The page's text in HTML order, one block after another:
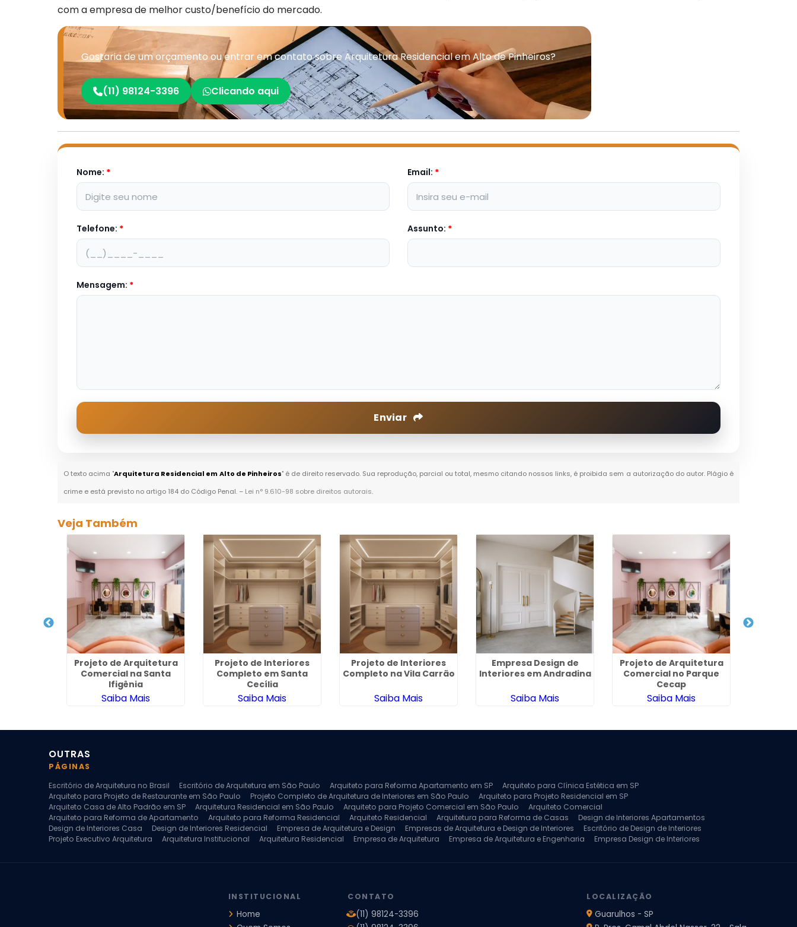
com a empresa de melhor custo/benefício do mercado.
Gostaria de um orçamento ou entrar em contato sobre Arquitetura Residencial em Alto de Pinheiros?
(11) 98124-3396 Clicando aqui
Nome: * Email: *
Telefone: * Assunto: *
Mensagem: *
Enviar
O texto acima "Arquitetura Residencial em Alto de Pinheiros" é de direito reservado. Sua reprodução, parcial ou total, mesmo citando nossos links, é proibida sem a autorização do autor. Plágio é
crime e está previsto no artigo 184 do Código Penal. – Lei n° 9.610-98 sobre direitos autorais.
Veja Também
Projeto de Arquitetura
Comercial na Santa
Ifigênia
Saiba Mais
Projeto de Interiores
Completo em Santa
Cecília
Saiba Mais
Projeto de Interiores
Completo na Vila Carrão
Saiba Mais
Empresa Design de
Interiores em Andradina
Saiba Mais
Projeto de Arquitetura
Comercial no Parque
Cecap
Saiba Mais
OUTRAS
PÁGINAS
Escritório de Arquitetura no Brasil
Escritório de Arquitetura em São Paulo Arquiteto para Reforma Apartamento em SP
Arquiteto para Clínica Estética em SP
Arquiteto para Projeto de Restaurante em São Paulo
Projeto Completo de Arquitetura de Interiores em São Paulo
Arquiteto para Projeto Residencial em SP
Arquiteto Casa de Alto Padrão em SP
Arquitetura Residencial em São Paulo Arquiteto para Projeto Comercial em São Paulo
Arquiteto Comercial
Arquiteto para Reforma de Apartamento
Arquiteto para Reforma Residencial Arquiteto Residencial Arquitetura para Reforma de Casas
Design de Interiores Apartamentos
Design de Interiores Casa
Design de Interiores Residencial Empresa de Arquitetura e Design Empresas de Arquitetura e Design de Interiores
Escritório de Design de Interiores
Projeto Executivo Arquitetura
Arquitetura Institucional Arquitetura Residencial Empresa de Arquitetura Empresa de Arquitetura e Engenharia
Empresa Design de Interiores
INSTITUCIONAL
Home
CONTATO
(11) 98124-3396
LOCALIZAÇÃO
Guarulhos - SP